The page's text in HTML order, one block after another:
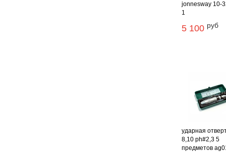
jonnesway 10-
1
5 100 руб
ударная
8,10 ph#2,3 5
предметов